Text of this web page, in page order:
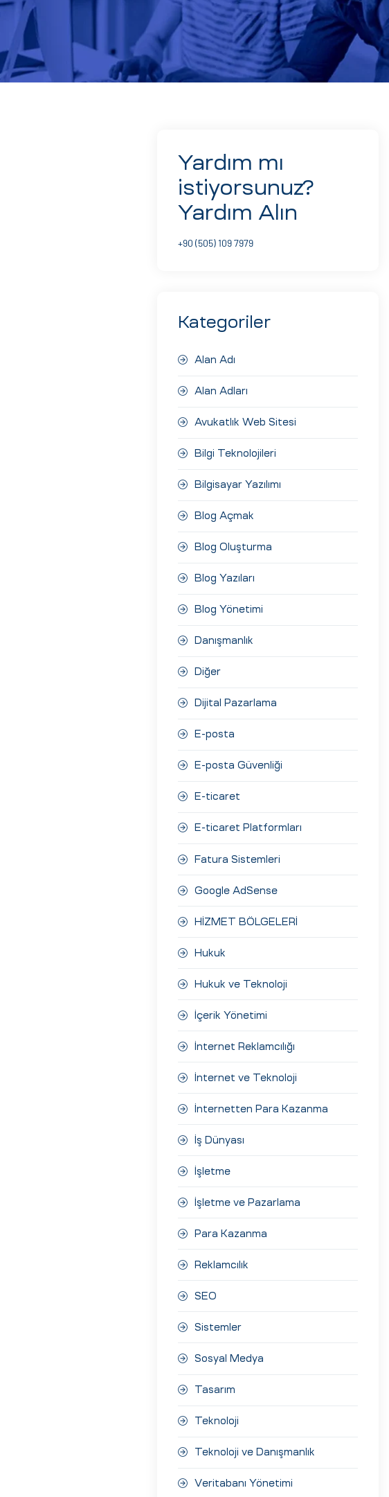
Yardım mı
istiyorsunuz?
Yardım Alın
+90 (505) 109 7979
Kategoriler
Alan Adı
Alan Adları
Avukatlık Web Sitesi
Bilgi Teknolojileri
Bilgisayar Yazılımı
Blog Açmak
Blog Oluşturma
Blog Yazıları
Blog Yönetimi
Danışmanlık
Diğer
Dijital Pazarlama
E-posta
E-posta Güvenliği
E-ticaret
E-ticaret Platformları
Fatura Sistemleri
Google AdSense
HİZMET BÖLGELERİ
Hukuk
Hukuk ve Teknoloji
İçerik Yönetimi
İnternet Reklamcılığı
İnternet ve Teknoloji
İnternetten Para Kazanma
İş Dünyası
İşletme
İşletme ve Pazarlama
Para Kazanma
Reklamcılık
SEO
Sistemler
Sosyal Medya
Tasarım
Teknoloji
Teknoloji ve Danışmanlık
Veritabanı Yönetimi